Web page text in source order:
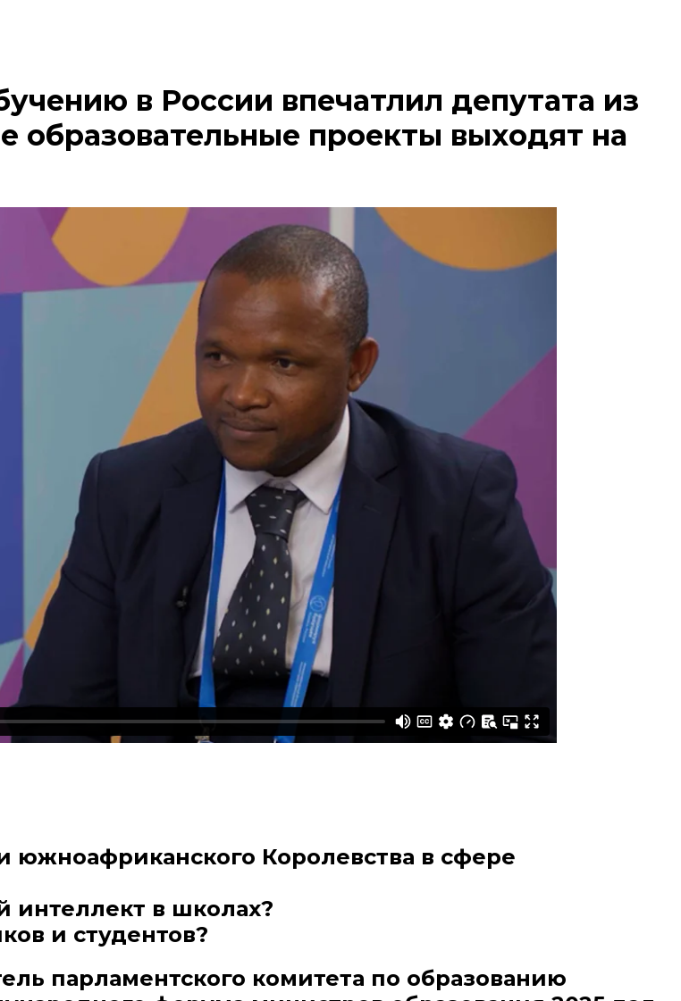
в России впечатлил депутата из
образовательные проекты выходят на
южноафриканского Королевства в сфере
в школах?
и студентов?
парламентского комитета по образованию